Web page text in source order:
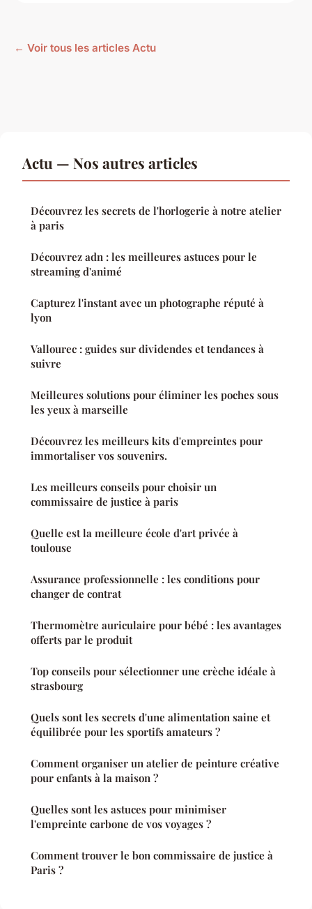
← Voir tous les articles Actu
Actu — Nos autres articles
Découvrez les secrets de l'horlogerie à notre atelier
à paris
Découvrez adn : les meilleures astuces pour le
streaming d'animé
Capturez l'instant avec un photographe réputé à
lyon
Vallourec : guides sur dividendes et tendances à
suivre
Meilleures solutions pour éliminer les poches sous
les yeux à marseille
Découvrez les meilleurs kits d'empreintes pour
immortaliser vos souvenirs.
Les meilleurs conseils pour choisir un
commissaire de justice à paris
Quelle est la meilleure école d'art privée à
toulouse
Assurance professionnelle : les conditions pour
changer de contrat
Thermomètre auriculaire pour bébé : les avantages
offerts par le produit
Top conseils pour sélectionner une crèche idéale à
strasbourg
Quels sont les secrets d'une alimentation saine et
équilibrée pour les sportifs amateurs ?
Comment organiser un atelier de peinture créative
pour enfants à la maison ?
Quelles sont les astuces pour minimiser
l'empreinte carbone de vos voyages ?
Comment trouver le bon commissaire de justice à
Paris ?